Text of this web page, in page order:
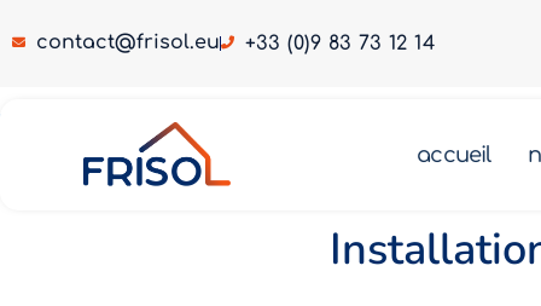
contact@frisol.eu +33 (0)9 83 73 12 14
accueil